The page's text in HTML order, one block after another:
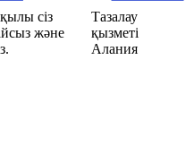
сіз
және
Тазалау
қызметі
Алания